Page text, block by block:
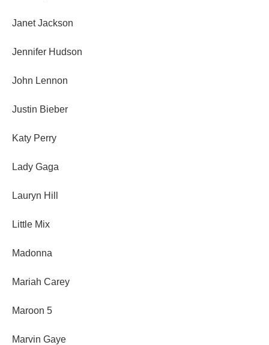
Janet Jackson
Jennifer Hudson
John Lennon
Justin Bieber
Katy Perry
Lady Gaga
Lauryn Hill
Little Mix
Madonna
Mariah Carey
Maroon 5
Marvin Gaye